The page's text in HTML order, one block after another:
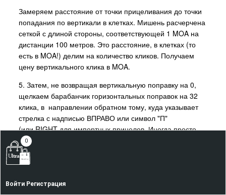
Замеряем расстояние от точки прицеливания до точки
попадания по вертикали в клетках. Мишень расчерчена
сеткой с длиной стороны, соответствующей 1 MOA на
дистанции 100 метров. Это расстояние, в клетках (то
есть в MOA!) делим на количество кликов. Получаем
цену вертикального клика в MOA.
5. Затем, не возвращая вертикальную поправку на 0,
щелкаем барабанчик горизонтальных поправок на 32
клика, в направлении обратном тому, куда указывает
стрелка с надписью ВПРАВО или символ "П"
(или RIGHT для импортных прицелов. Иногда просто
один символ R). Ствол относительно прицела
сдвинется влево.
0
Войти Регистрация